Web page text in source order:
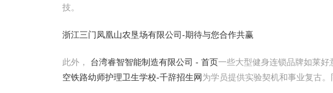
技。
浙江三门凤凰山农垦场有限公司-期待与您合作共赢
此外， 台湾睿智智能制造有限公司 - 首页一些大型健身连锁品牌如莱好
空铁路幼师护理卫生学校-千辞招生网为学员提供实验契机和事业复古。